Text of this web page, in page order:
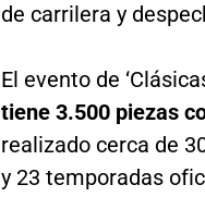
de carrilera y
El evento de
tiene 3.500 piezas
realizado cerca de
y 23 temporadas